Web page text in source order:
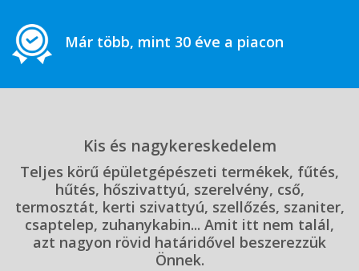
Már több, mint 30 éve a piacon
Kis és nagykereskedelem
Teljes körű épületgépészeti termékek, fűtés,
hűtés, hőszivattyú, szerelvény, cső,
termosztát, kerti szivattyú, szellőzés, szaniter,
csaptelep, zuhanykabin... Amit itt nem talál,
azt nagyon rövid határidővel beszerezzük
Önnek.